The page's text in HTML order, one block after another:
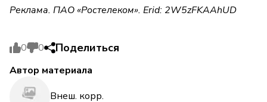
Реклама. ПАО «Ростелеком». Erid: 2W5zFKAAhUD
0 0 Поделиться
Автор материала
Внеш. корр.